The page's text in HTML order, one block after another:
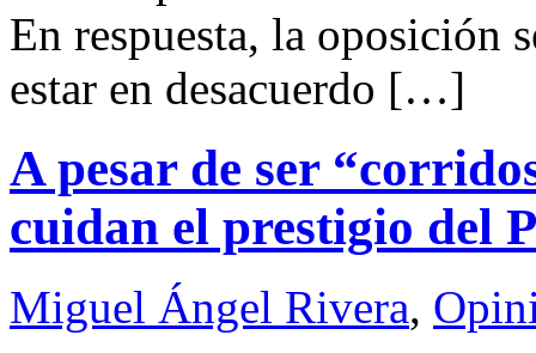
En respuesta, la oposición
estar en desacuerdo […]
A pesar de ser
cuidan el prestigio del
Miguel Ángel Rivera,